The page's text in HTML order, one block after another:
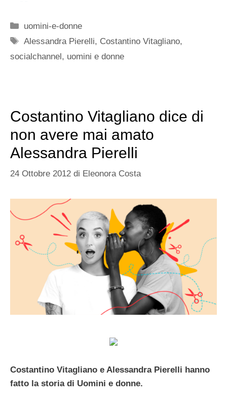
Categorie
uomini-e-donne
Tag
Alessandra Pierelli, Costantino Vitagliano,
socialchannel, uomini e donne
Costantino Vitagliano dice di
non avere mai amato
Alessandra Pierelli
24 Ottobre 2012 di Eleonora Costa
Costantino Vitagliano e Alessandra Pierelli hanno
fatto la storia di Uomini e donne.